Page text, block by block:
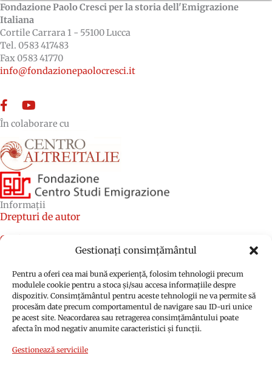
Gestionați consimțământul
Pentru a oferi cea mai bună experiență, folosim tehnologii precum
modulele cookie pentru a stoca și/sau accesa informațiile despre
dispozitiv. Consimțământul pentru aceste tehnologii ne va permite să
procesăm date precum comportamentul de navigare sau ID-uri unice
pe acest site. Neacordarea sau retragerea consimțământului poate
afecta în mod negativ anumite caracteristici și funcții.
Gestionează serviciile
Fondazione Paolo Cresci per la storia dell'Emigrazione
Italiana
Cortile Carrara 1 - 55100 Lucca
Tel. 0583 417483
Fax 0583 41770
info@fondazionepaolocresci.it
FacebookYouTube
În colaborare cu
Informații
Drepturi de autor
Credite
Politica de confidențialitate (UE)